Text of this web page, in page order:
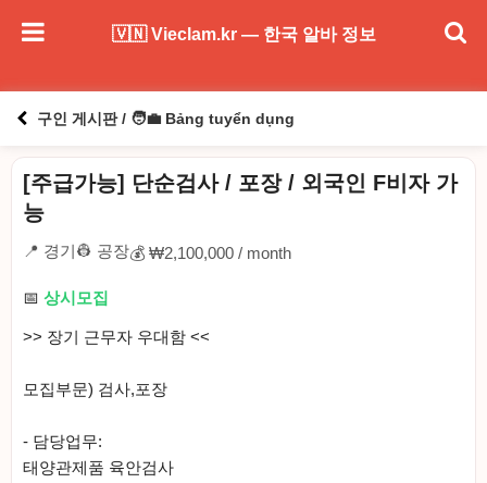
🇻🇳 Vieclam.kr — 한국 알바 정보
구인 게시판 / 🧑‍💼 Bảng tuyển dụng
[주급가능] 단순검사 / 포장 / 외국인 F비자 가
능
📍 경기👷 공장💰 ₩2,100,000 / month
📅 상시모집
>> 장기 근무자 우대함 <<
모집부문) 검사,포장
- 담당업무:
태양관제품 육안검사